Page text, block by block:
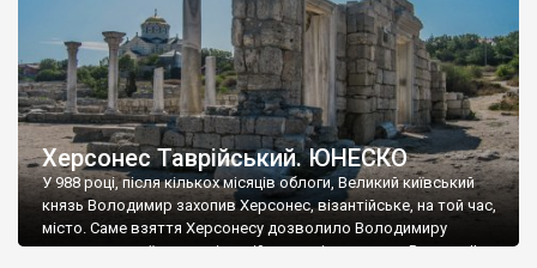
Херсонес Таврійський. ЮНЕСКО
У 988 році, після кількох місяців облоги, Великий київський
князь Володимир захопив Херсонес, візантійське, на той час,
місто. Саме взяття Херсонесу дозволило Володимиру
диктувати свої умови візантійському імператору Василю ІІ, та